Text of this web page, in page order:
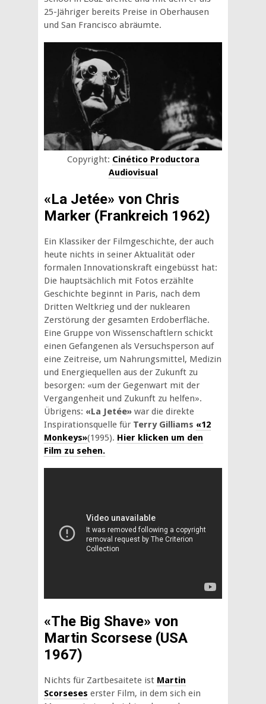
25-Jähriger bereits Preise in Oberhausen
und San Francisco abräumte.
Copyright: Cinético Productora
Audiovisual
«La Jetée» von Chris
Marker (Frankreich 1962)
Ein Klassiker der Filmgeschichte, der auch
heute nichts in seiner Aktualität oder
formalen Innovationskraft eingebüsst hat:
Die hauptsächlich mit Fotos erzählte
Geschichte beginnt in Paris, nach dem
Dritten Weltkrieg und der nuklearen
Zerstörung der gesamten Erdoberfläche.
Eine Gruppe von Wissenschaftlern schickt
einen Gefangenen als Versuchsperson auf
eine Zeitreise, um Nahrungsmittel, Medizin
und Energiequellen aus der Zukunft zu
besorgen: «um der Gegenwart mit der
Vergangenheit und Zukunft zu helfen».
Übrigens: «La Jetée» war die direkte
Inspirationsquelle für Terry Gilliams «12
Monkeys»(1995). Hier klicken um den
Film zu sehen.
«The Big Shave» von
Martin Scorsese (USA
1967)
Nichts für Zartbesaitete ist Martin
Scorseses erster Film, in dem sich ein